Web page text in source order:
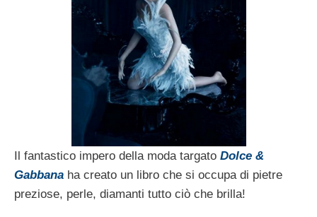
Il fantastico impero della moda targato Dolce &
Gabbana ha creato un libro che si occupa di pietre
preziose, perle, diamanti tutto ciò che brilla!